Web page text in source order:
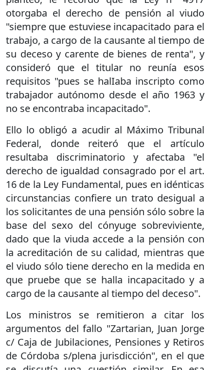
otorgaba el derecho de pensión al viudo
"siempre que estuviese incapacitado para el
trabajo, a cargo de la causante al tiempo de
su deceso y carente de bienes de renta", y
consideró que el titular no reunía esos
requisitos "pues se halIaba inscripto como
trabajador autónomo desde el año 1963 y
no se encontraba incapacitado".
Ello lo obligó a acudir al Máximo Tribunal
Federal, donde reiteró que el artículo
resultaba discriminatorio y afectaba "el
derecho de igualdad consagrado por el art.
16 de la Ley Fundamental, pues en idénticas
circunstancias confiere un trato desigual a
los solicitantes de una pensión sólo sobre la
base del sexo del cónyuge sobreviviente,
dado que la viuda accede a la pensión con
la acreditación de su calidad, mientras que
el viudo sólo tiene derecho en la medida en
que pruebe que se halla incapacitado y a
cargo de la causante al tiempo del deceso".
Los ministros se remitieron a citar los
argumentos del fallo "Zartarian, Juan Jorge
c/ Caja de Jubilaciones, Pensiones y Retiros
de Córdoba s/plena jurisdicción", en el que